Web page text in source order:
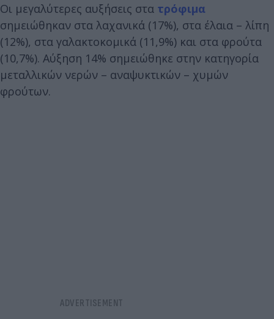
Οι μεγαλύτερες αυξήσεις στα τρόφιμα
σημειώθηκαν στα λαχανικά (17%), στα έλαια – λίπη
(12%), στα γαλακτοκομικά (11,9%) και στα φρούτα
(10,7%). Αύξηση 14% σημειώθηκε στην κατηγορία
μεταλλικών νερών – αναψυκτικών – χυμών
φρούτων.